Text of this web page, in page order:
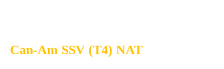
Can-Am SSV (T4) NAT